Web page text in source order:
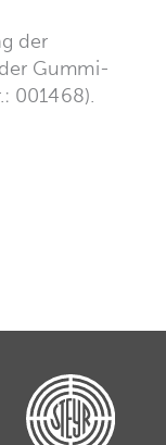
der
Gummi-
001468).